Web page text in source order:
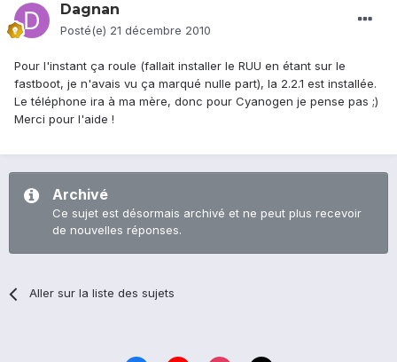
Dagnan
Posté(e) 21 décembre 2010
Pour l'instant ça roule (fallait installer le RUU en étant sur le
fastboot, je n'avais vu ça marqué nulle part), la 2.2.1 est installée.
Le téléphone ira à ma mère, donc pour Cyanogen je pense pas ;)
Merci pour l'aide !
Archivé
Ce sujet est désormais archivé et ne peut plus recevoir
de nouvelles réponses.
Aller sur la liste des sujets